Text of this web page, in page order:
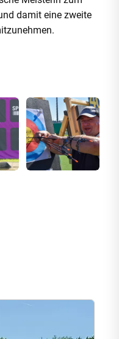
damit eine zweite